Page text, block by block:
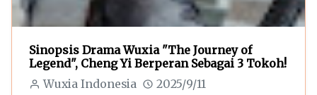
Sinopsis Drama Wuxia "The Journey of
Legend", Cheng Yi Berperan Sebagai 3 Tokoh!
Wuxia Indonesia 2025/9/11